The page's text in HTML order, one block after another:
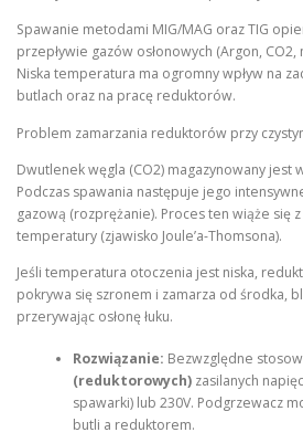
Spawanie metodami MIG/MAG oraz TIG
przepływie gazów osłonowych (Argon, CO2,
Niska temperatura ma ogromny wpływ na
butlach oraz na pracę reduktorów.
Problem zamarzania reduktorów przy
Dwutlenek węgla (CO2) magazynowany jest
Podczas spawania następuje jego
gazową (rozprężanie). Proces ten wiąże się
temperatury (zjawisko Joule’a-Thomsona).
Jeśli temperatura otoczenia jest niska,
pokrywa się szronem i zamarza od środka,
przerywając osłonę łuku.
Rozwiązanie: Bezwzględne
(reduktorowych)zasilanych
spawarki) lub 230V. Podgrzewacz
butli a reduktorem.